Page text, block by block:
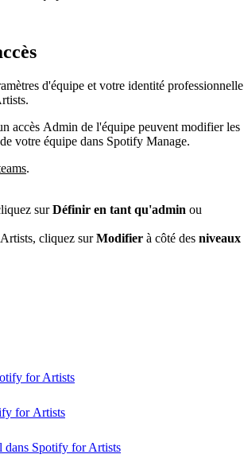
d'équipe et votre identité professionnelle
accès Admin de l'équipe peuvent modifier les
votre équipe dans Spotify Manage.
.
surDéfinir en tant qu'admin ou
cliquez surModifier à côté des niveaux
for Artists
for Artists
dans Spotify for Artists